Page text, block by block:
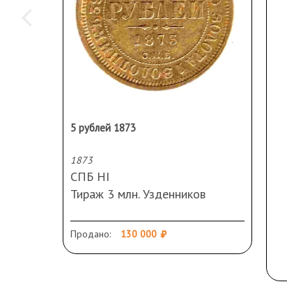
5 рублей 1873
1873
СПБ НI
Тираж 3 млн. Узденников
Продано: 130 000